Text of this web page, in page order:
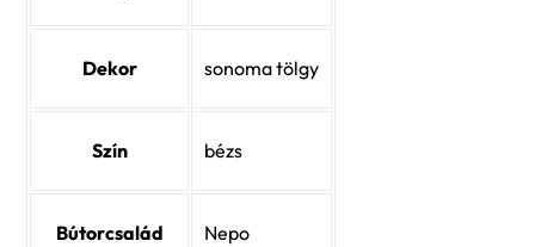
Dekor sonoma tölgy
Szín bézs
Bútorcsalád Nepo